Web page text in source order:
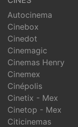
Autocinema
Cinebox
Cinedot
Cinemagic
Cinemas Henry
Cinemex
Cinépolis
Cinetix - Mex
Cinetop - Mex
Citicinemas